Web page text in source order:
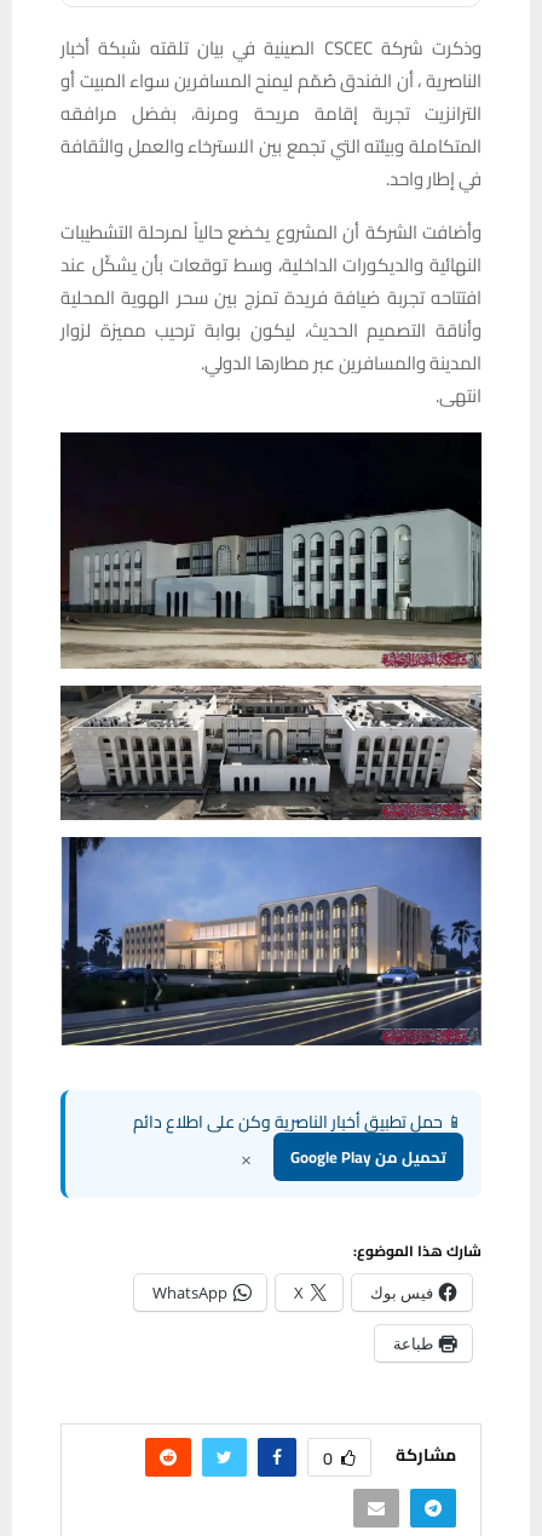
وذكرت شركة CSCEC الصينية في بيان تلقته شبكة أخبار
الناصرية ، أن الفندق صُمّم ليمنح المسافرين سواء المبيت أو
الترانزيت تجربة إقامة مريحة ومرنة، بفضل مرافقه
المتكاملة وبيئته التي تجمع بين الاسترخاء والعمل والثقافة
في إطار واحد.
وأضافت الشركة أن المشروع يخضع حالياً لمرحلة التشطيبات
النهائية والديكورات الداخلية، وسط توقعات بأن يشكّل عند
افتتاحه تجربة ضيافة فريدة تمزج بين سحر الهوية المحلية
وأناقة التصميم الحديث، ليكون بوابة ترحيب مميزة لزوار
المدينة والمسافرين عبر مطارها الدولي.
انتهى.
📱 حمل تطبيق أخبار الناصرية وكن على اطلاع دائم
تحميل من Google Play ×
شارك هذا الموضوع:
فيس بوك X
WhatsApp
طباعة
مشاركة 0